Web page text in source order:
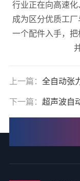
行业正在向高速
成为区分优质工
一个配件入手，
上一篇： 全自动张力
下一篇： 超声波自